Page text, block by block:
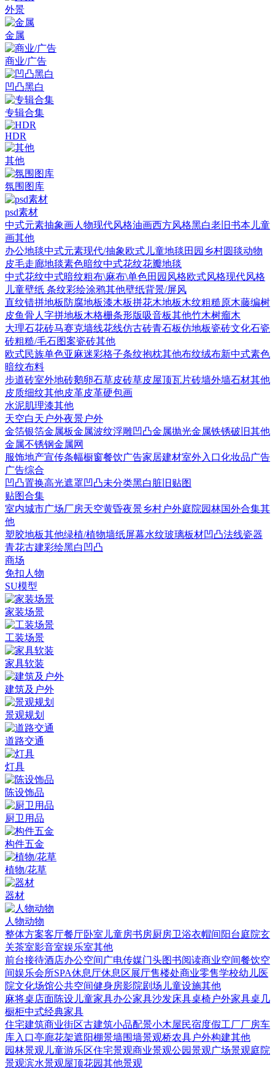
外景
金属
商业/广告
凹凸黑白
专辑合集
HDR
其他
氛围图库
psd素材
中式元素抽象画人物现代风格油画西方风格黑白老旧书本 儿童
画其他
办公地毯中式元素现代/抽象欧式 儿童地毯 田园乡村圆毯动物
皮毛走廊地毯素色暗纹中式花纹花瓣地毯
中式花纹中式暗纹粗布\麻布\单色田园风格欧式风格现代风格
儿童壁纸 条纹彩绘涂鸦其他壁纸背景/屏风
直纹错拼地板 防腐地板漆木板拼花木地板木纹粗糙原木藤编树
皮鱼骨人字拼地板木格栅条形版吸音板其他竹木树瘤木
大理石花砖马赛克墙线花线仿古砖青石板仿地板瓷砖文化石瓷
砖粗糙/毛石图案瓷砖其他
欧式民族单色亚麻迷彩格子条纹抱枕其他布纹绒布新中式素色
暗纹布料
步道砖室外地砖鹅卵石草皮砖草皮屋顶瓦片砖墙外墙石材其他
皮质细纹其他皮革皮革硬包画
水泥肌理漆其他
天空白天户外夜景户外
金箔银箔金属板金属波纹浮雕凹凸金属抛光金属铁锈破旧其他
金属不锈钢金属网
服饰地产宣传条幅橱窗餐饮广告家居建材室外入口化妆品广告
广告综合
凹凸置换高光遮罩凹凸未分类黑白脏旧贴图
贴图合集
室内城市广场厂房天空黄昏夜景乡村户外庭院园林国外合集其
他
塑胶地板其他绿植/植物墙纸屏幕水纹玻璃板材凹凸法线瓷器
青花古建彩绘黑白凹凸
商场
免扣人物
SU模型
家装场景
工装场景
家具软装
建筑及户外
景观规划
道路交通
灯具
陈设饰品
厨卫用品
构件五金
植物/花草
器材
人物动物
整体方案客厅餐厅卧室 儿童房书房厨房卫浴衣帽间 阳台庭院玄
关茶室影音室娱乐室其他
前台接待酒店办公空间 广电传媒门头图书阅读商业空间餐饮空
间娱乐会所SPA休息厅休息区展厅售楼处商业零售学校幼儿医
院文化场馆公共空间健身房影院剧场 儿童设施其他
麻将桌店面陈设 儿童家具办公家具沙发床具桌椅户外家具桌几
橱柜中式经典家具
住宅建筑商业街区古建筑小品配景小木屋民宿度假工厂厂房车
库入口亭廊花架遮阳棚景墙围墙景观桥农具户外构建其他
园林景观 儿童游乐区住宅景观商业景观公园景观广场景观庭院
景观滨水景观屋顶花园其他景观